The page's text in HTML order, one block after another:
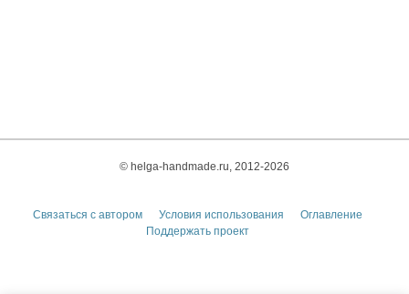
© helga-handmade.ru, 2012-2026
Связаться с автором Условия использования
Оглавление
Поддержать проект